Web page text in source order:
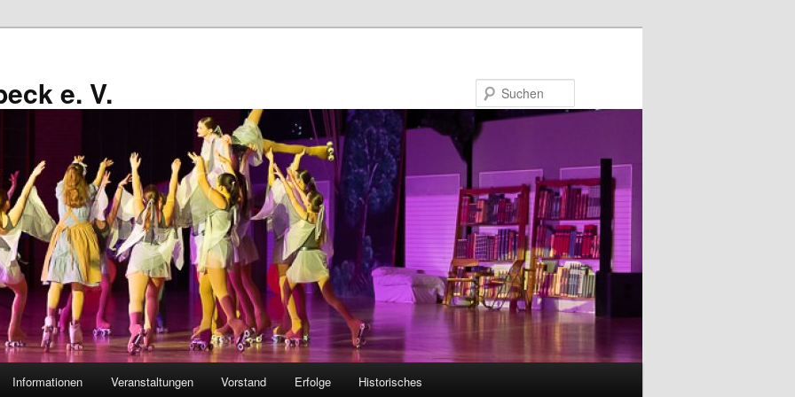
e. V.
Informationen Veranstaltungen Vorstand Erfolge Historisches